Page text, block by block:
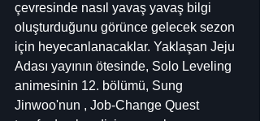
çevresinde nasıl yavaş yavaş bilgi
oluşturduğunu görünce gelecek sezon
için heyecanlanacaklar. Yaklaşan Jeju
Adası yayının ötesinde, Solo Leveling
animesinin 12. bölümü, Sung
Jinwoo'nun , Job-Change Quest